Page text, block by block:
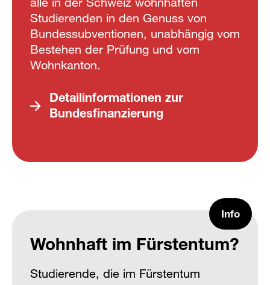
Studierenden in den Genuss von
Bundessubventionen, unabhängig vom
Bestehen der Prüfung und vom
Wohnkanton.
Detailinformationen zur
Bundesfinanzierung
Info
Wohnhaft im Fürstentum?
Studierende, die im Fürstentum